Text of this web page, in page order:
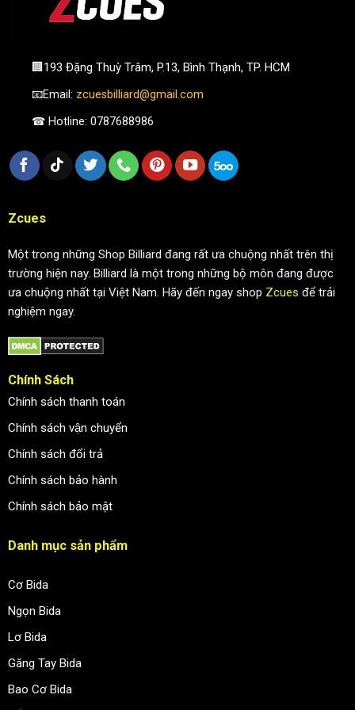
🏢193 Đặng Thuỳ Trâm, P.13, Bình Thạnh, TP. HCM
📧Email: zcuesbilliard@gmail.com
☎ Hotline: 0787688986
Zcues
Một trong những Shop Billiard đang rất ưa chuộng nhất trên thị
trường hiện nay. Billiard là một trong những bộ môn đang được
ưa chuộng nhất tại Việt Nam. Hãy đến ngay shop Zcues để trải
nghiệm ngay.
Chính Sách
Chính sách thanh toán
Chính sách vận chuyển
Chính sách đổi trả
Chính sách bảo hành
Chính sách bảo mật
Danh mục sản phẩm
Cơ Bida
Ngọn Bida
Lơ Bida
Găng Tay Bida
Bao Cơ Bida